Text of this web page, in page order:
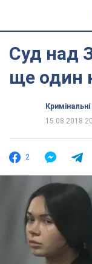
Суд над
ще один
15.08.2018
2